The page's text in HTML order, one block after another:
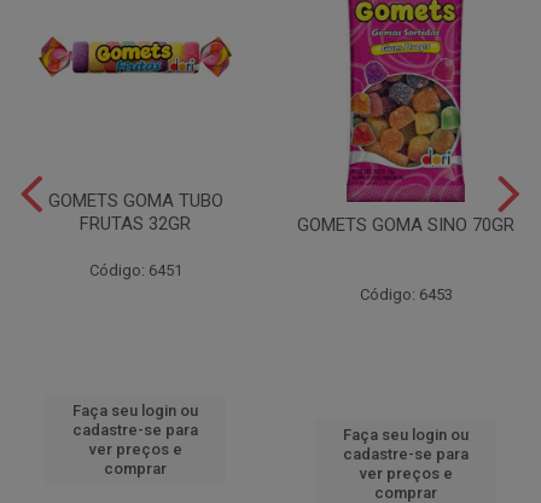
GOMETS GOMA TUBO
FRUTAS 32GR
Código: 6451
Faça seu login ou
cadastre-se para
ver preços e
comprar
GOMETS GOMA SINO 70GR
Código: 6453
Faça seu login ou
cadastre-se para
ver preços e
comprar